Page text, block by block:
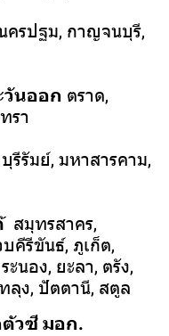
ครปฐม, กาญจนบุรี,
วันออก ตราด,
รา
บุรีรัมย์, มหาสารคาม,
สมุทรสาคร,
คีรีขันธ์, ภูเก็ต,
ะนอง, ยะลา, ตรัง,
ลุง, ปัตตานี, สตูล
วซี มอก.